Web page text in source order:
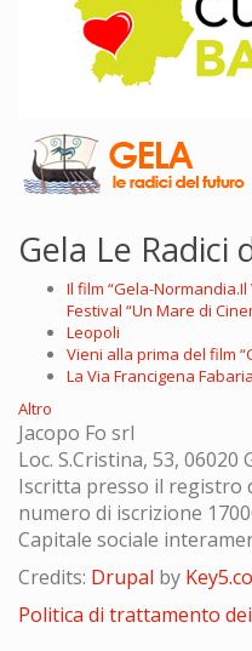
Gela Le Radici
Il film “Gela-
Festival “Un Mare di
Leopoli
Vieni alla prima del film
La Via Francigena
Altro
Jacopo Fo srl
Loc. S.Cristina, 53, 06020
Iscritta presso il registro
numero di iscrizione
Capitale sociale
Credits: Drupal by
Politica di trattamento